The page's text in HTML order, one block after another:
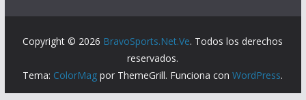
Copyright © 2026 BravoSports.Net.Ve. Todos los derechos
reservados.
Tema: ColorMag por ThemeGrill. Funciona conWordPress.